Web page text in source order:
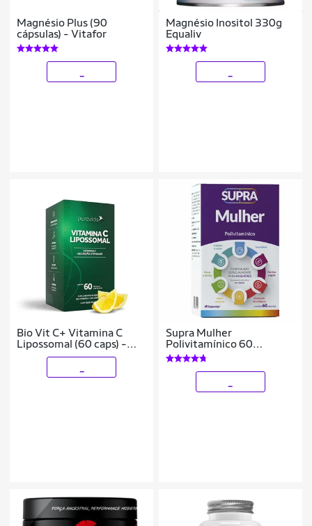
Magnésio Plus (90
cápsulas) - Vitafor
Magnésio Inositol 330g
Equaliv
Bio Vit C+ Vitamina C
Lipossomal (60 caps) -
Pura Vida
Supra Mulher
Polivitamínico 60